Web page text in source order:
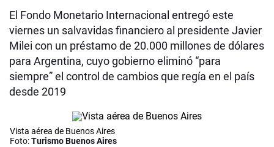
El Fondo Monetario Internacional entregó este
viernes un salvavidas financiero al presidente Javier
Milei con un préstamo de 20.000 millones de dólares
para Argentina, cuyo gobierno eliminó “para
siempre” el control de cambios que regía en el país
desde 2019
Vista aérea de Buenos Aires
Foto:Turismo Buenos Aires